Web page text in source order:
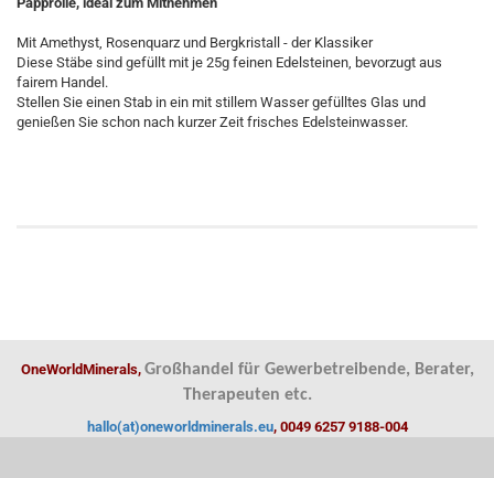
Mit Amethyst, Rosenquarz und Bergkristall - der Klassiker
Diese Stäbe sind gefüllt mit je 25g feinen Edelsteinen, bevorzugt aus
fairem Handel.
Stellen Sie einen Stab in ein mit stillem Wasser gefülltes Glas und
genießen Sie schon nach kurzer Zeit frisches Edelsteinwasser.
OneWorldMinerals, Großhandel für Gewerbetreibende, Berater,
Therapeuten etc.
hallo(at)oneworldminerals.eu, 0049 6257 9188-004